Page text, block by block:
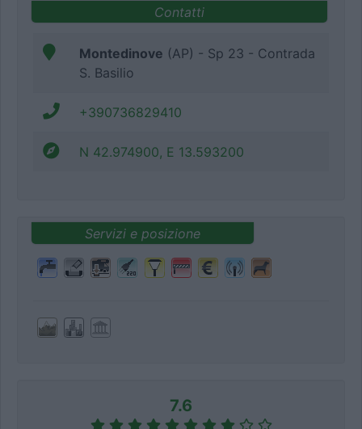
Contatti
Montedinove (AP) - Sp 23 - Contrada
S. Basilio
+390736829410
N 42.974900, E 13.593200
Servizi e posizione
7.6